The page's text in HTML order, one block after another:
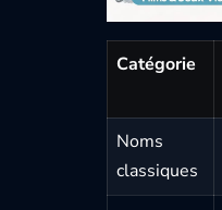
Catégorie
Noms
classiques